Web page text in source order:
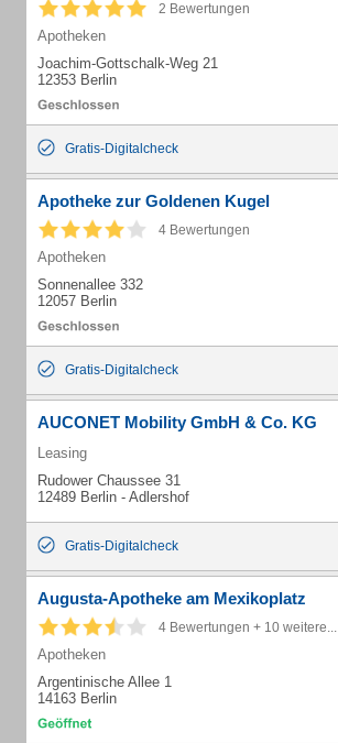
2 Bewertungen
Apotheken
Joachim-Gottschalk-Weg 21
12353 Berlin
Gratis-Digitalcheck
Apotheke zur Goldenen Kugel
4 Bewertungen
Apotheken
Sonnenallee 332
12057 Berlin
Gratis-Digitalcheck
AUCONET Mobility GmbH & Co. KG
Leasing
Rudower Chaussee 31
12489 Berlin - Adlershof
Gratis-Digitalcheck
Augusta-Apotheke am Mexikoplatz
4 Bewertungen + 10 weitere...
Apotheken
Argentinische Allee 1
14163 Berlin